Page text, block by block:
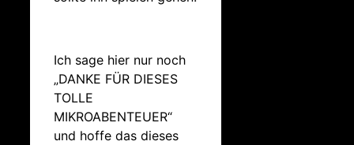
Ich sage hier nur noch
„DANKE FÜR DIESES
TOLLE
MIKROABENTEUER“
und hoffe das dieses